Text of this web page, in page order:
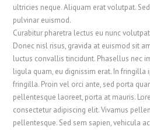
ultricies neque. Aliquam erat volutpat.
pulvinar euismod.
Curabitur pharetra lectus eu nunc
Donec nisl risus, gravida at euismod sit
luctus convallis tincidunt. Phasellus nec
ligula quam, eu dignissim erat. In
fringilla. Proin vel orci ante, sed porta
pellentesque laoreet, porta at mauris.
consectetur adipiscing elit. Vivamus
pellentesque. Sed sem sapien, vehicula